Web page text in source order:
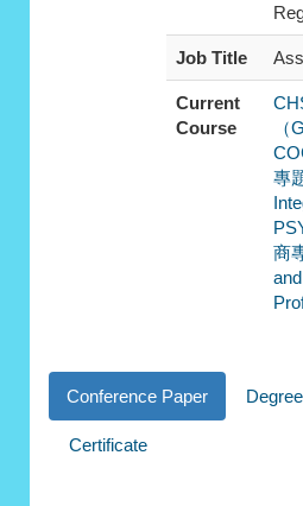
Job Title
Current
Course
（
專
商
Conference Paper
Certificate